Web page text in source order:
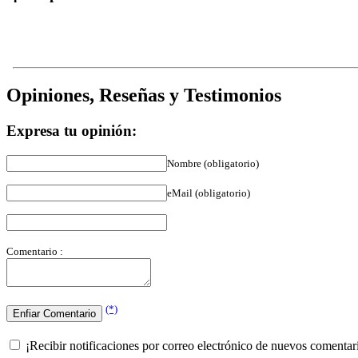
Opiniones, Reseñas y Testimonios
Expresa tu opinión:
Nombre (obligatorio)
eMail (obligatorio)
Comentario :
(*)
¡Recibir notificaciones por correo electrónico de nuevos